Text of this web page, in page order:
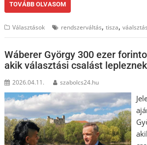
TOVÁBB OLVASOM
Választások rendszerváltás,tisza,váalsztás
Wáberer György 300 ezer
akik választási csalást
2026.04.11. szabolcs24.hu